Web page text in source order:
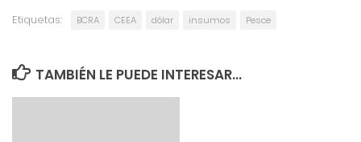
Etiquetas: BCRA CEEA dólar insumos Pesce
TAMBIÉN LE PUEDE INTERESAR...